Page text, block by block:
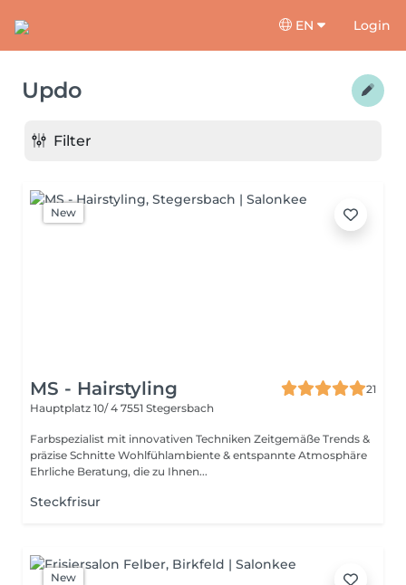
EN Login
Updo
Filter
New
MS - Hairstyling
21
Hauptplatz 10/ 4 7551 Stegersbach
Farbspezialist mit innovativen Techniken Zeitgemäße Trends &
präzise Schnitte Wohlfühlambiente & entspannte Atmosphäre
Ehrliche Beratung, die zu Ihnen...
Steckfrisur
New